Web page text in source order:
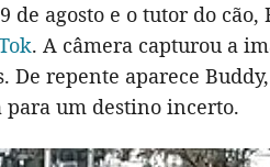
de agosto e o tutor do
. A câmera capturou a
De repente aparece
um destino incerto.